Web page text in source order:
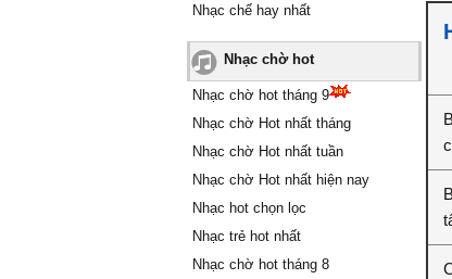
Nhạc chế hay nhất
Nhạc chờ hot
Nhạc chờ hot tháng 9
Nhạc chờ Hot nhất tháng
Nhạc chờ Hot nhất tuần
Nhạc chờ Hot nhất hiện nay
Nhạc hot chọn lọc
Nhạc trẻ hot nhất
Nhạc chờ hot tháng 8